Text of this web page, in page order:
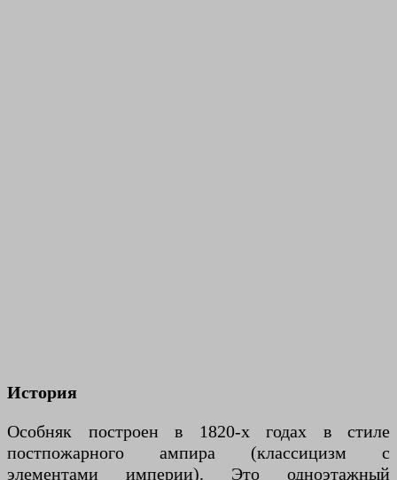
История
Особняк построен в 1820-х годах в стиле
постпожарного ампира (классицизм с
элементами империи). Это одноэтажный